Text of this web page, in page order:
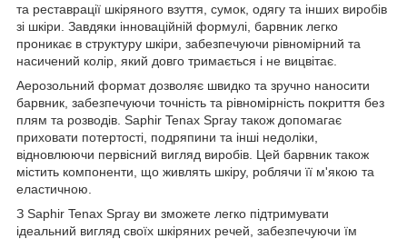
та реставрації шкіряного взуття, сумок, одягу та інших виробів
зі шкіри. Завдяки інноваційній формулі, барвник легко
проникає в структуру шкіри, забезпечуючи рівномірний та
насичений колір, який довго тримається і не вицвітає.
Аерозольний формат дозволяє швидко та зручно наносити
барвник, забезпечуючи точність та рівномірність покриття без
плям та розводів. Saphir Tenax Spray також допомагає
приховати потертості, подряпини та інші недоліки,
відновлюючи первісний вигляд виробів. Цей барвник також
містить компоненти, що живлять шкіру, роблячи її м'якою та
еластичною.
З Saphir Tenax Spray ви зможете легко підтримувати
ідеальний вигляд своїх шкіряних речей, забезпечуючи їм